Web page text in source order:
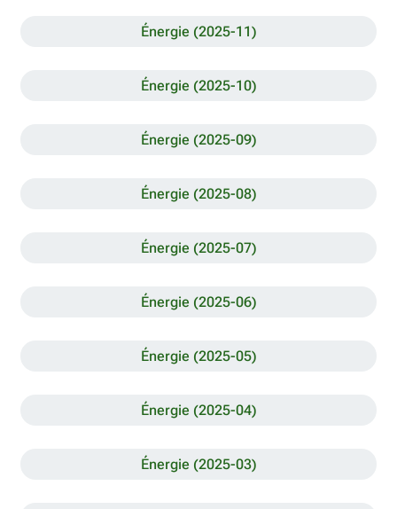
Énergie (2025-11)
Énergie (2025-10)
Énergie (2025-09)
Énergie (2025-08)
Énergie (2025-07)
Énergie (2025-06)
Énergie (2025-05)
Énergie (2025-04)
Énergie (2025-03)